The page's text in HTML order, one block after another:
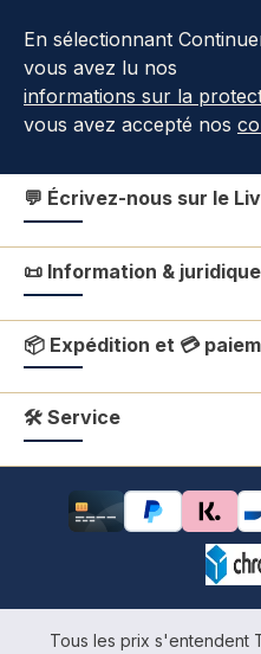
En sélectionnant
vous avez lu nos
informations sur la
vous avez accepté nos
💬 Écrivez-nous sur le
📜 Information & juridique
📦 Expédition et 💳
🛠 Service
Tous les prix s'entendent